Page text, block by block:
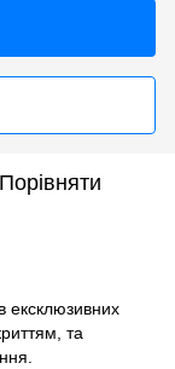
Порівняти
ексклюзивних
та